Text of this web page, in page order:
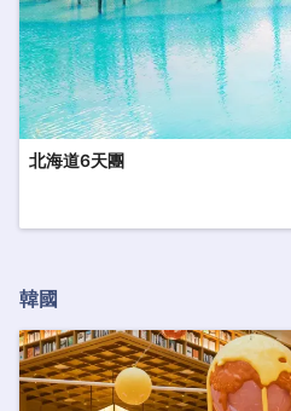
北海道6天團
韓國